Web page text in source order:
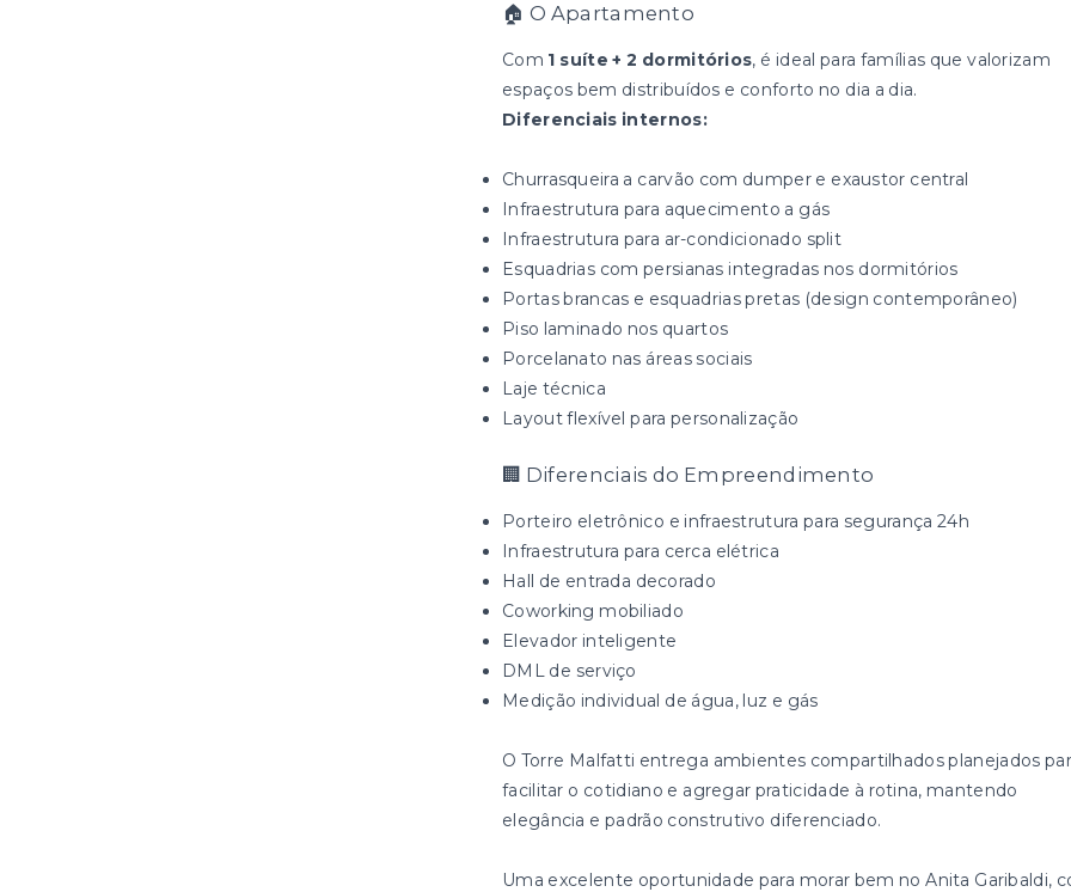
🏠 O Apartamento
Com 1 suíte + 2 dormitórios, é ideal para famílias que valorizam
espaços bem distribuídos e conforto no dia a dia.
Diferenciais internos:
Churrasqueira a carvão com dumper e exaustor central
Infraestrutura para aquecimento a gás
Infraestrutura para ar-condicionado split
Esquadrias com persianas integradas nos dormitórios
Portas brancas e esquadrias pretas (design contemporâneo)
Piso laminado nos quartos
Porcelanato nas áreas sociais
Laje técnica
Layout flexível para personalização
🏢 Diferenciais do Empreendimento
Porteiro eletrônico e infraestrutura para segurança 24h
Infraestrutura para cerca elétrica
Hall de entrada decorado
Coworking mobiliado
Elevador inteligente
DML de serviço
Medição individual de água, luz e gás
O Torre Malfatti entrega ambientes compartilhados planejados
facilitar o cotidiano e agregar praticidade à rotina, mantendo
elegância e padrão construtivo diferenciado.
Uma excelente oportunidade para morar bem no Anita Garibaldi,